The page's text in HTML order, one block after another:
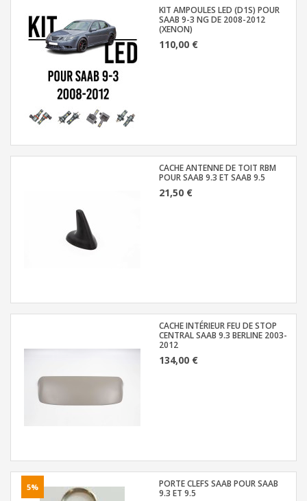
KIT AMPOULES LED (D1S) POUR
SAAB 9-3 NG DE 2008-2012
(XENON)
110,00 €
CACHE ANTENNE DE TOIT RBM
POUR SAAB 9.3 ET SAAB 9.5
21,50 €
CACHE INTÉRIEUR FEU DE STOP
CENTRAL SAAB 9.3 BERLINE 2003-
2012
134,00 €
5%
PORTE CLEFS SAAB POUR SAAB
9.3 ET 9.5